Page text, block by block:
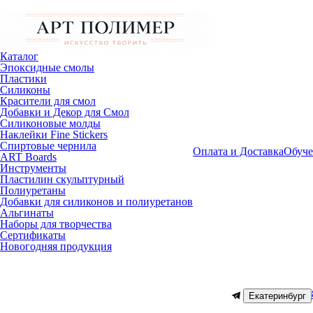
Каталог
Эпоксидные смолы
Пластики
Силиконы
Красители для смол
Добавки и Декор для Смол
Силиконовые молды
Наклейки Fine Stickers
Спиртовые чернила
ART Boards
Инструменты
Пластилин скульптурный
Полиуретаны
Добавки для силиконов и полиуретанов
Альгинаты
Наборы для творчества
Сертификаты
Новогодняя продукция
Оплата и Доставка
Екатеринбург